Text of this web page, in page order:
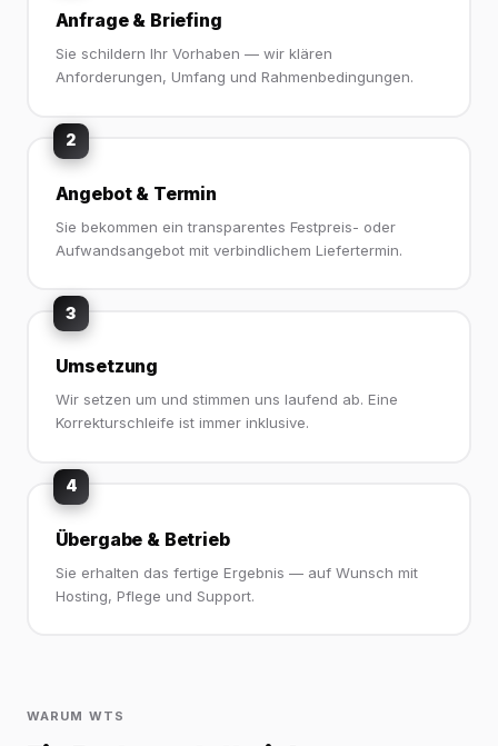
Anfrage & Briefing
Sie schildern Ihr Vorhaben — wir klären
Anforderungen, Umfang und Rahmenbedingungen.
2
Angebot & Termin
Sie bekommen ein transparentes Festpreis- oder
Aufwandsangebot mit verbindlichem Liefertermin.
3
Umsetzung
Wir setzen um und stimmen uns laufend ab. Eine
Korrekturschleife ist immer inklusive.
4
Übergabe & Betrieb
Sie erhalten das fertige Ergebnis — auf Wunsch mit
Hosting, Pflege und Support.
WARUM WTS